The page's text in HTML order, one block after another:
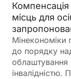
місць для
Мінекономіки
до порядку
облаштування